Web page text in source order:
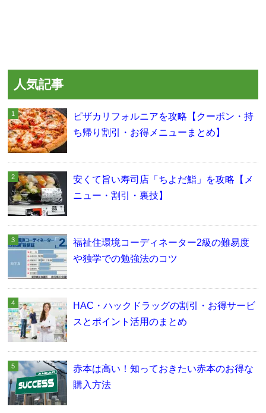
人気記事
ピザカリフォルニアを攻略【クーポン・持
ち帰り割引・お得メニューまとめ】
安くて旨い寿司店「ちよだ鮨」を攻略【メ
ニュー・割引・裏技】
福祉住環境コーディネーター2級の難易度
や独学での勉強法のコツ
HAC・ハックドラッグの割引・お得サービ
スとポイント活用のまとめ
赤本は高い！知っておきたい赤本のお得な
購入方法